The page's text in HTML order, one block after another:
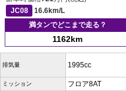
JC08
16.6km/L
満タンでどこまで走る？
1162km
排気量 1995cc
ミッション フロア8AT